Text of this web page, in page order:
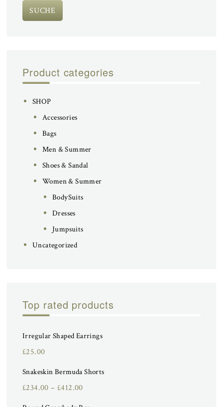
SUCHE
Product categories
SHOP
Accessories
Bags
Men & Summer
Shoes & Sandal
Women & Summer
BodySuits
Dresses
Jumpsuits
Uncategorized
Top rated products
Irregular Shaped Earrings
£25.00
Snakeskin Bermuda Shorts
£234.00 –£412.00